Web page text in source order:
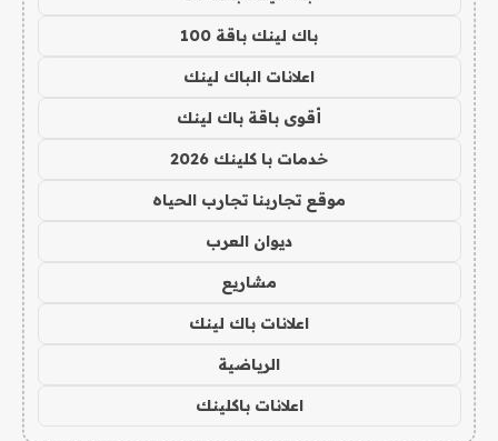
باك لينك باقة 100
اعلانات الباك لينك
أقوى باقة باك لينك
خدمات با كلينك 2026
موقع تجاربنا تجارب الحياه
ديوان العرب
مشاريع
اعلانات باك لينك
الرياضية
اعلانات باكلينك